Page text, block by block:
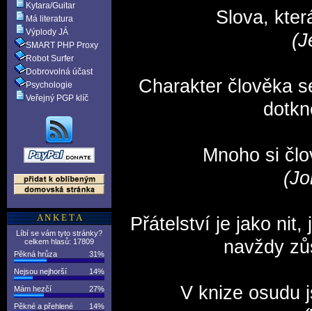
Kytara/Guitar
Má literatura
Výplody JÁ
SMART PHP Proxy
Robot Surfer
Dobrovolná účast
Psychologie
Veřejný PGP klíč
A N K E T A
Líbí se vám tyto stránky?
celkem hlasů: 17809
31%
Pěkná hrůza
14%
Nejsou nejhorší
27%
Mám hezčí
14%
Pěkné a přehlené
Slova,
Charakter člověka
Mnoho si
Přátelství je jako nit,
navždy
V knize osudu